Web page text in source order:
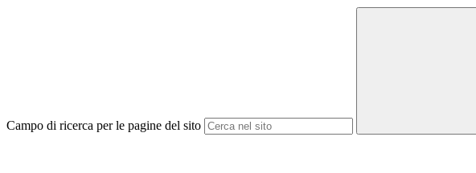
Campo di ricerca per le pagine del sito